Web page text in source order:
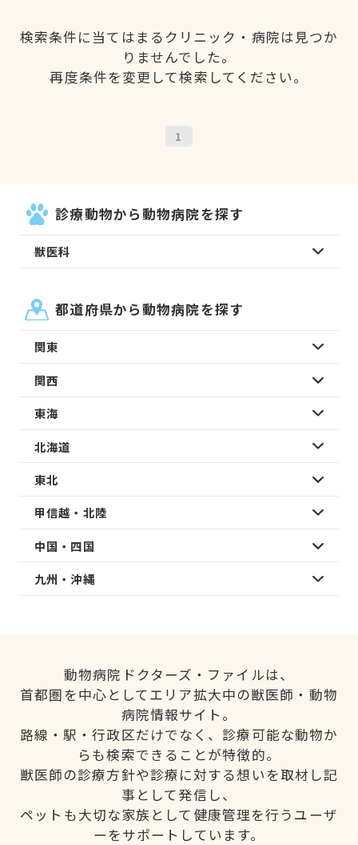
検索条件に当てはまるクリニック・病院は見つか
りませんでした。
再度条件を変更して検索してください。
1
診療動物から動物病院を探す
獣医科
都道府県から動物病院を探す
関東
関西
東海
北海道
東北
甲信越・北陸
中国・四国
九州・沖縄
動物病院ドクターズ・ファイルは、
首都圏を中心としてエリア拡大中の獣医師・動物
病院情報サイト。
路線・駅・行政区だけでなく、診療可能な動物か
らも検索できることが特徴的。
獣医師の診療方針や診療に対する想いを取材し記
事として発信し、
ペットも大切な家族として健康管理を行うユーザ
ーをサポートしています。